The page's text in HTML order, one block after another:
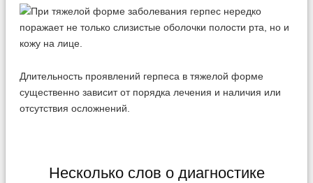
Длительность проявлений герпеса в тяжелой форме
существенно зависит от порядка лечения и наличия или
отсутствия осложнений.
Несколько слов о диагностике